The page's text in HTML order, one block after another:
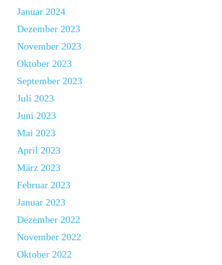
Januar 2024
Dezember 2023
November 2023
Oktober 2023
September 2023
Juli 2023
Juni 2023
Mai 2023
April 2023
März 2023
Februar 2023
Januar 2023
Dezember 2022
November 2022
Oktober 2022